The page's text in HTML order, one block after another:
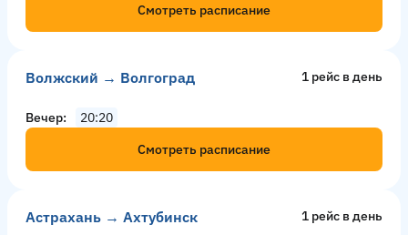
Смотреть расписание
Волжский → Волгоград 1 рейс в день
Вечер
20:20
Смотреть расписание
Астрахань → Ахтубинск 1 рейс в день